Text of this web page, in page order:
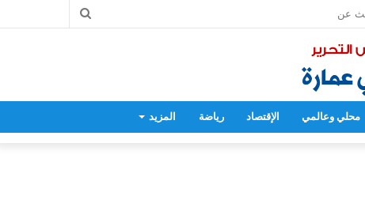
بحث
محلي وعالمي الإقتصاد رياضة المزيد